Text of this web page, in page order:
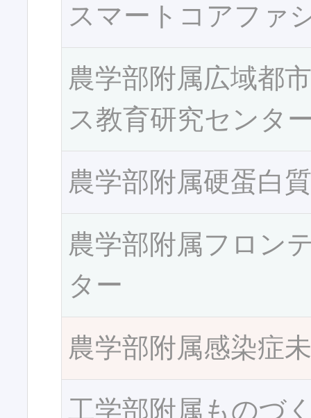
スマートコアファ
農学部附属広域都
ス教育研究センタ
農学部附属硬蛋白
農学部附属フロン
ター
農学部附属感染症
工学部附属ものづ